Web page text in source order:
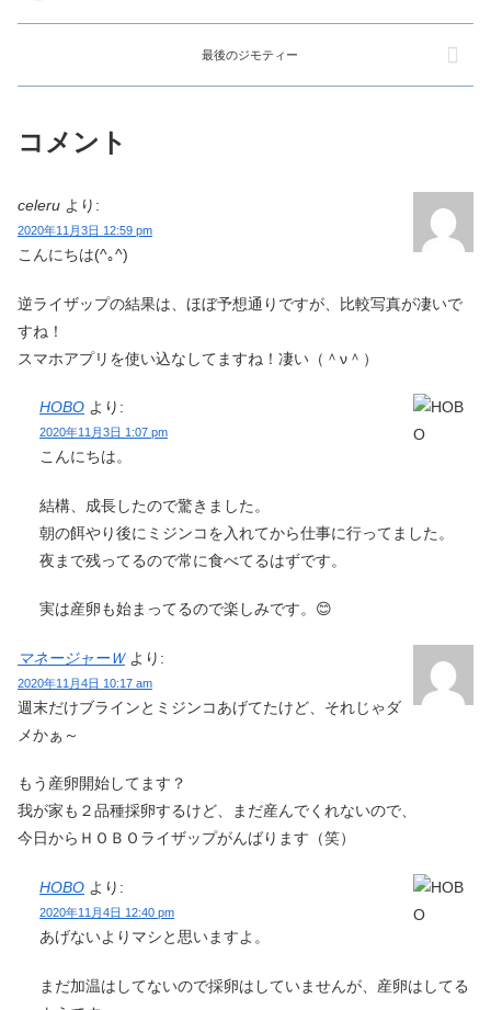
最後のジモティー
コメント
celeru より:
2020年11月3日 12:59 pm
こんにちは(^｡^)
逆ライザップの結果は、ほぼ予想通りですが、比較写真が凄いで
すね！
スマホアプリを使い込なしてますね！凄い（＾ν＾）
HOBO より:
2020年11月3日 1:07 pm
こんにちは。
結構、成長したので驚きました。
朝の餌やり後にミジンコを入れてから仕事に行ってました。
夜まで残ってるので常に食べてるはずです。
実は産卵も始まってるので楽しみです。😊
マネージャーＷ より:
2020年11月4日 10:17 am
週末だけブラインとミジンコあげてたけど、それじゃダ
メかぁ～
もう産卵開始してます？
我が家も２品種採卵するけど、まだ産んでくれないので、
今日からＨＯＢＯライザップがんばります（笑）
HOBO より:
2020年11月4日 12:40 pm
あげないよりマシと思いますよ。
まだ加温はしてないので採卵はしていませんが、産卵はしてる